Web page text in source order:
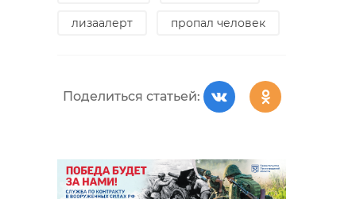
лизаалерт пропал человек
Поделиться статьей: